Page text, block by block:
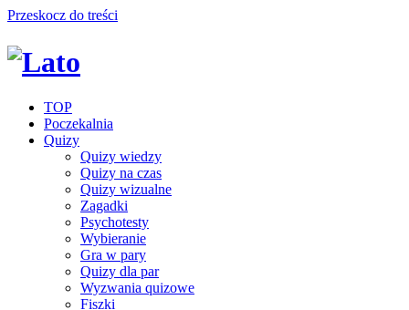
Przeskocz do treści
TOP
Poczekalnia
Quizy
Quizy wiedzy
Quizy na czas
Quizy wizualne
Zagadki
Psychotesty
Wybieranie
Gra w pary
Quizy dla par
Wyzwania quizowe
Fiszki